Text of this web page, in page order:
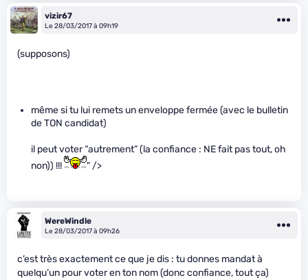
vizir67
Le 28/03/2017 à 09h19
(supposons)
même si tu lui remets un enveloppe fermée (avec le bulletin
de TON candidat)
il peut voter “autrement” (la confiance : NE fait pas tout, oh
non)) !!!
" />
WereWindle
Le 28/03/2017 à 09h26
c’est très exactement ce que je dis : tu donnes mandat à
quelqu’un pour voter en ton nom (donc confiance, tout ça)